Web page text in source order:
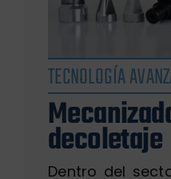
TECNOLOGÍA
decoletaje
Dentro del